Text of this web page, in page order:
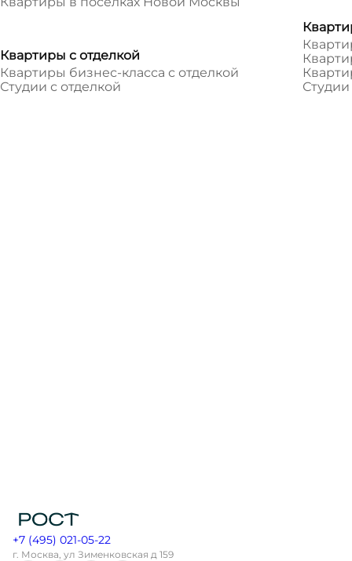
Квартиры с отделкой
Квартиры бизнес-класса с отделкой
Студии с отделкой
+7 (495) 021-05-22
г. Москва, ул Зименковская д 159